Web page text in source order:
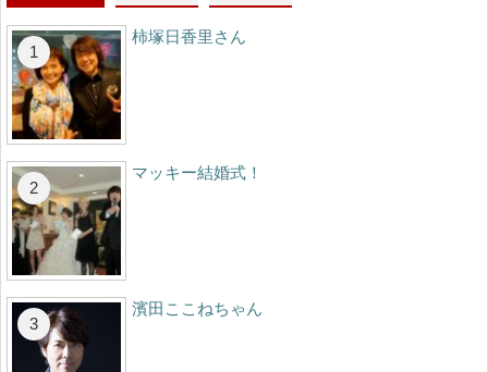
柿塚日香里さん
マッキー結婚式！
濱田ここねちゃん